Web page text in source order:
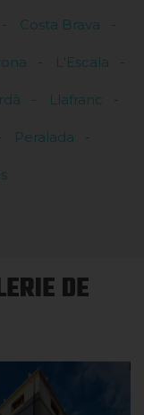
Costa Brava
L'Escala
Llafranc
Peralada
DE